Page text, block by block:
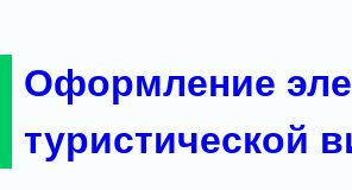
Оформление
туристической